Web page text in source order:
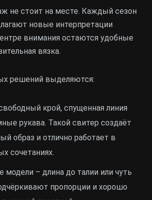
не стоит на месте. Каждый сезон
новые интерпретации
внимания остаются удобные
вязка.
решений выделяются:
крой, спущенная линия
рукава. Такой свитер создаёт
образ и отлично работает в
сочетаниях.
модели – длина до талии или чуть
пропорции и хорошо